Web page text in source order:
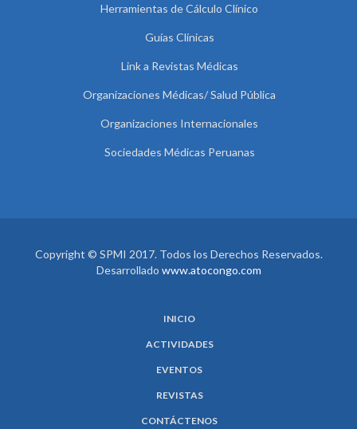
Herramientas de Cálculo Clínico
Guías Clínicas
Link a Revistas Médicas
Organizaciones Médicas/ Salud Pública
Organizaciones Internacionales
Sociedades Médicas Peruanas
Copyright © SPMI 2017. Todos los Derechos Reservados.
Desarrollado www.atocongo.com
INICIO
ACTIVIDADES
EVENTOS
REVISTAS
CONTÁCTENOS